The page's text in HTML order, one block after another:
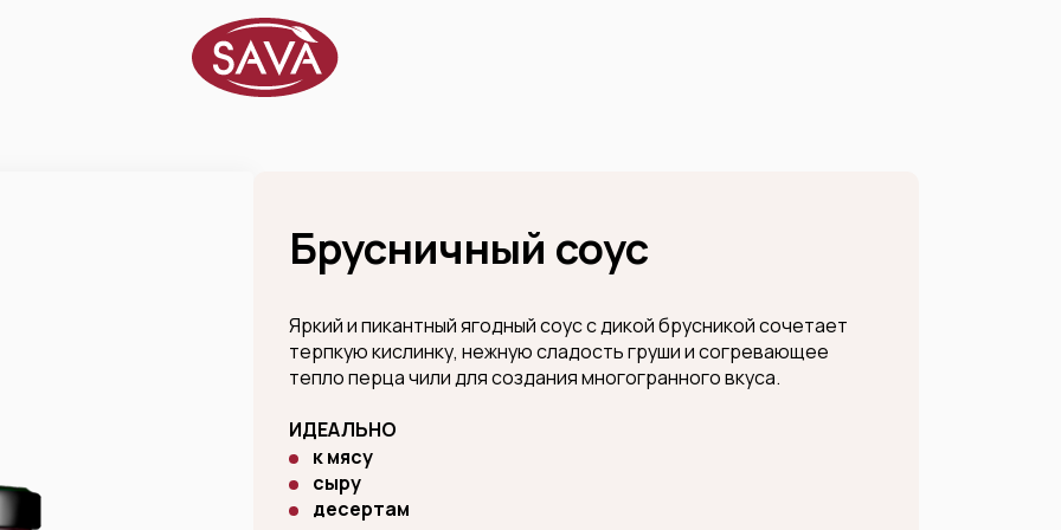
Брусничный соус
Яркий и пикантный ягодный соус с дикой брусникой сочетает
терпкую кислинку, нежную сладость груши и согревающее
тепло перца чили для создания многогранного вкуса.
ИДЕАЛЬНО
к мясу
сыру
десертам